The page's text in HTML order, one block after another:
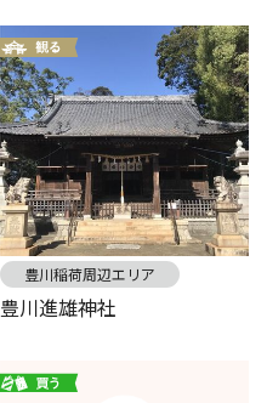
豊川稲荷周辺エリア
豊川進雄神社